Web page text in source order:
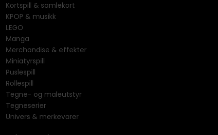
Kortspill & samlekort
KPOP & musikk
LEGO
Manga
Merchandise & effekter
Miniatyrspill
Puslespill
Rollespill
Tegne- og maleutstyr
Tegneserier
Univers & merkevarer